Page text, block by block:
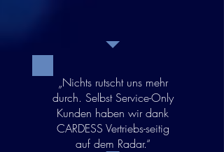
„Nichts rutscht uns mehr
durch. Selbst Service-Only
Kunden haben wir dank
CARDESS Vertriebs-seitig
auf dem Radar.“